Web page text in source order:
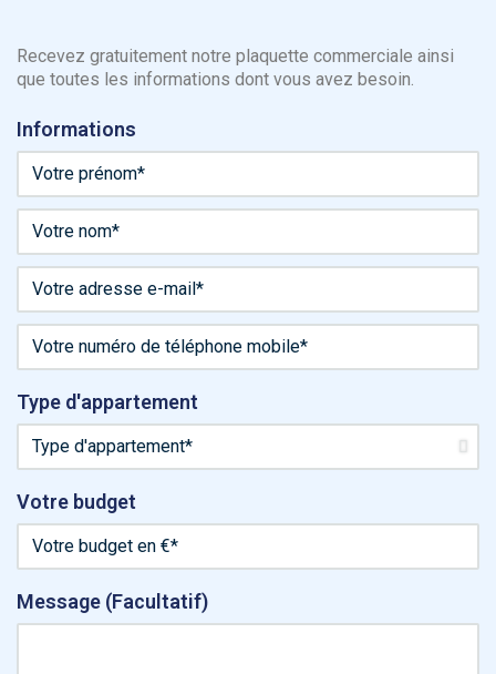
Recevez gratuitement notre plaquette commerciale ainsi
que toutes les informations dont vous avez besoin.
Informations
Type d'appartement
Votre budget
Message (Facultatif)